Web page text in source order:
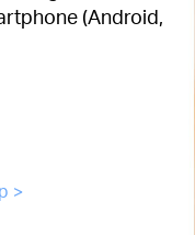
(Android,
>